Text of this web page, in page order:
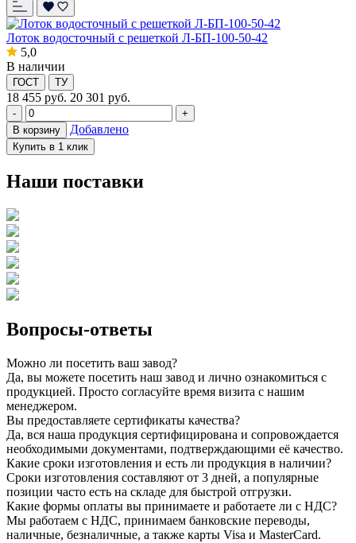
Лоток водосточный с решеткой Л-БП-100-50-42
5,0
В наличии
ГОСТ ТУ
18 455 руб. 20 301 руб.
-
+
В корзину
Добавлено
Купить в 1 клик
Наши поставки
Вопросы-ответы
Можно ли посетить ваш завод?
Да, вы можете посетить наш завод и лично ознакомиться с
продукцией. Просто согласуйте время визита с нашим
менеджером.
Вы предоставляете сертификаты качества?
Да, вся наша продукция сертифицирована и сопровождается
необходимыми документами, подтверждающими её качество.
Какие сроки изготовления и есть ли продукция в наличии?
Сроки изготовления составляют от 3 дней, а популярные
позиции часто есть на складе для быстрой отгрузки.
Какие формы оплаты вы принимаете и работаете ли с НДС?
Мы работаем с НДС, принимаем банковские переводы,
наличные, безналичные, а также карты Visa и MasterCard.